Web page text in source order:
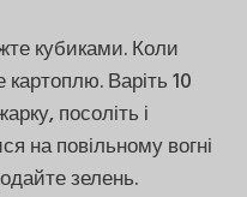
кубиками. Коли
Варіть 10
посоліть і
на повільному вогні
зелень.